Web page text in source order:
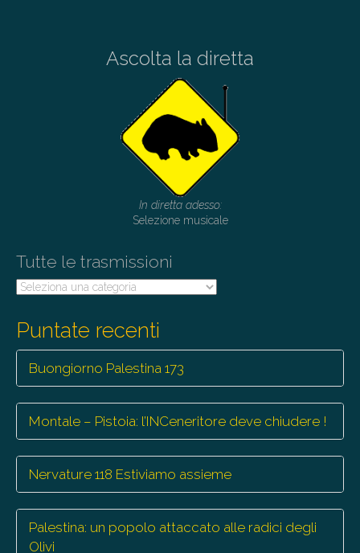
Ascolta la diretta
In diretta adesso:
Selezione musicale
Tutte le trasmissioni
Tutte
Puntate recenti
Buongiorno Palestina 173
Montale – Pistoia: l’INCeneritore deve chiudere !
Nervature 118 Estiviamo assieme
Palestina: un popolo attaccato alle radici degli
Olivi